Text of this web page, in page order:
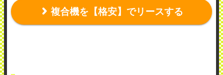
複合機を【格安】でリースする